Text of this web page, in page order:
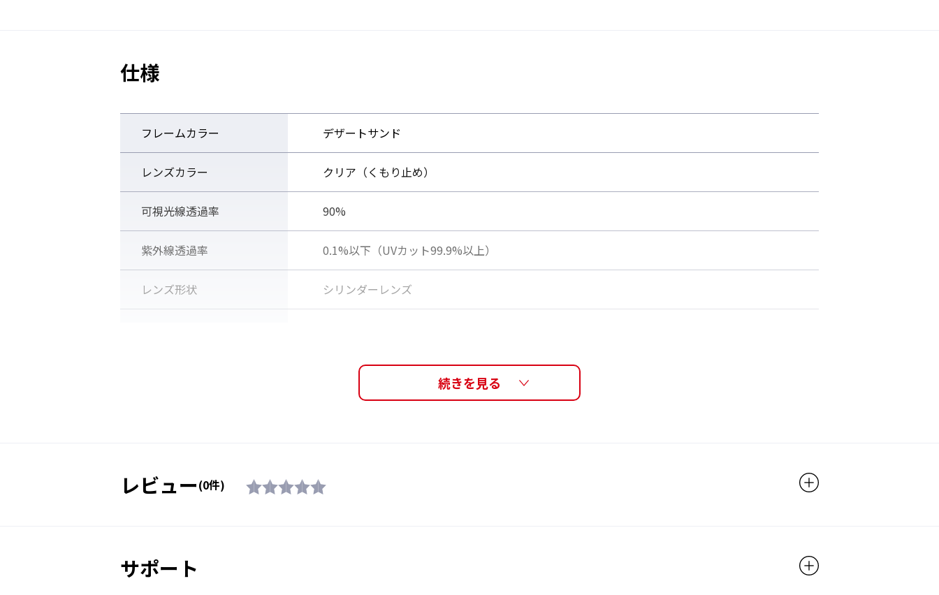
字が、控えめにクオリティを主張。
仕様
フレームカラー デザートサンド
レンズカラー クリア（くもり止め）
可視光線透過率 90%
紫外線透過率 0.1%以下（UVカット99.9%以上）
レンズ形状 シリンダーレンズ
レビュー(0件)
サポート